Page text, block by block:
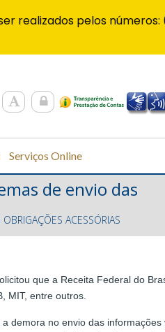
Serviços Online
de envio das
ACESSÓRIAS
que a Receita Federal do
MIT, entre outros.
demora no envio das informações
realizados pelos números: